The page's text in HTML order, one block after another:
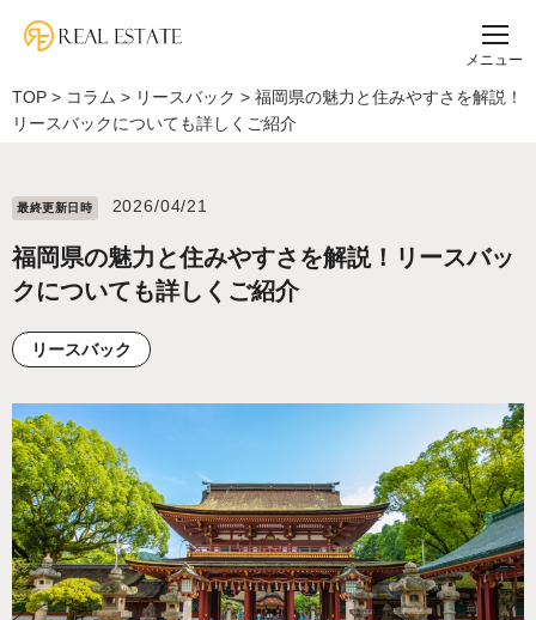
メニュー
TOP > コラム > リースバック > 福岡県の魅力と住みやすさを解説！
リースバックについても詳しくご紹介
最終更新⽇時 2026/04/21
福岡県の魅力と住みやすさを解説！リースバッ
クについても詳しくご紹介
リースバック